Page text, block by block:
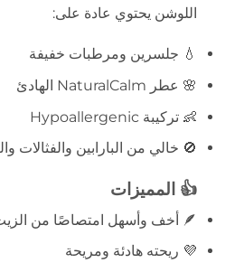
اللوشن يحتوي عادة على:
💧 جلسرين ومرطبات خفيفة
🌸 عطر NaturalCalm الهادئ
👶 تركيبة Hypoallergenic
🚫 خالي من البارابين والفثالات
👍 المميزات
🪶 أخف وأسهل امتصاصًا من الزيت
💜 ريحته هادئة ومريحة